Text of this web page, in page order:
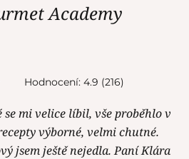
Academy
Hodnocení: 4.9 (216)
mi velice líbil, vše proběhlo v
výborné, velmi chutné.
jsem ještě nejedla. Paní Klára